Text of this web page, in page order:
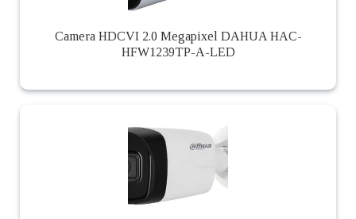
Camera HDCVI 2.0 Megapixel DAHUA HAC-
HFW1239TP-A-LED